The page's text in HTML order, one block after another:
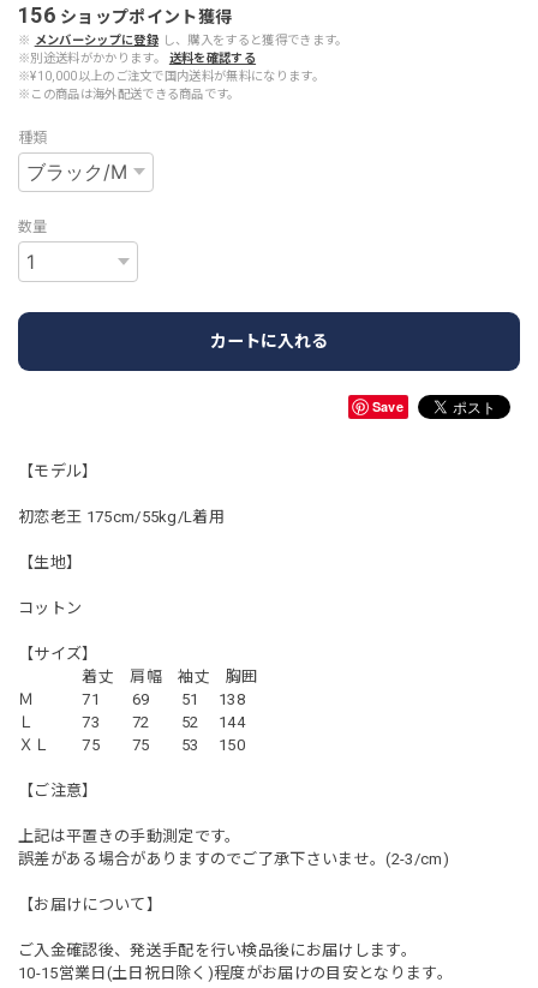
156 ショップポイント獲得
※ メンバーシップに登録 し、購入をすると獲得できます。
※別途送料がかかります。
送料を確認する
※¥10,000以上のご注文で国内送料が無料になります。
※この商品は海外配送できる商品です。
種類
数量
カートに入れる
Save
【モデル】
初恋老王 175cm/55kg/L着用
【生地】
コットン
【サイズ】
着丈 肩幅 袖丈 胸囲
Ｍ 71 69 51 138
Ｌ 73 72 52 144
ＸＬ 75 75 53 150
【ご注意】
上記は平置きの手動測定です。
誤差がある場合がありますのでご了承下さいませ。(2-3/cm)
【お届けについて】
ご入金確認後、発送手配を行い検品後にお届けします。
10-15営業日(土日祝日除く)程度がお届けの目安となります。